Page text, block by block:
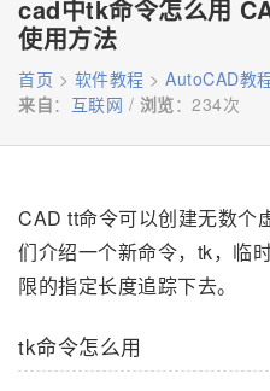
cad中tk命令怎么用
使用方法
首页 > 软件教程 > AutoCAD教
来自： 互联网 / 浏览： 234次
CAD tt命令可以创建无数个
们介绍一个新命令，tk，临
限的指定长度追踪下去。
tk命令怎么用